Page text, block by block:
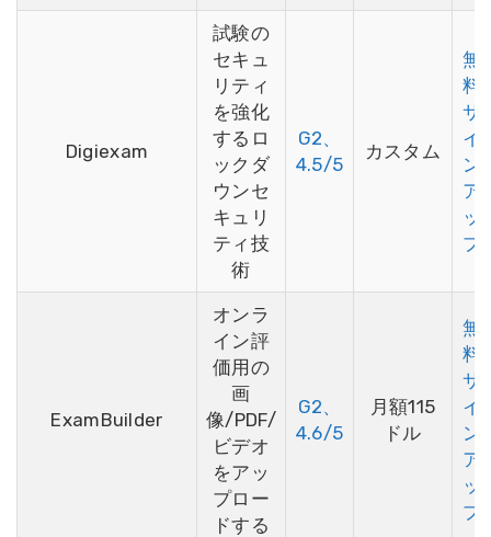
Digiexam
試験の
セキュ
リティ
を強化
するロ
ックダ
ウンセ
キュリ
ティ技
術
G2、
4.5/5
カスタム
無
料
サ
イ
ン
ア
ッ
プ
ExamBuilder
オンラ
イン評
価用の
画
像/PDF/
ビデオ
をアッ
プロー
ドする
G2、
4.6/5
月額115
ドル
無
料
サ
イ
ン
ア
ッ
プ